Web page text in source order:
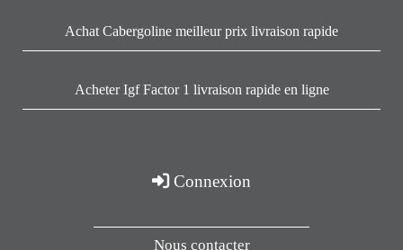
Achat Cabergoline meilleur prix livraison rapide
Acheter Igf Factor 1 livraison rapide en ligne
Connexion
Nous contacter